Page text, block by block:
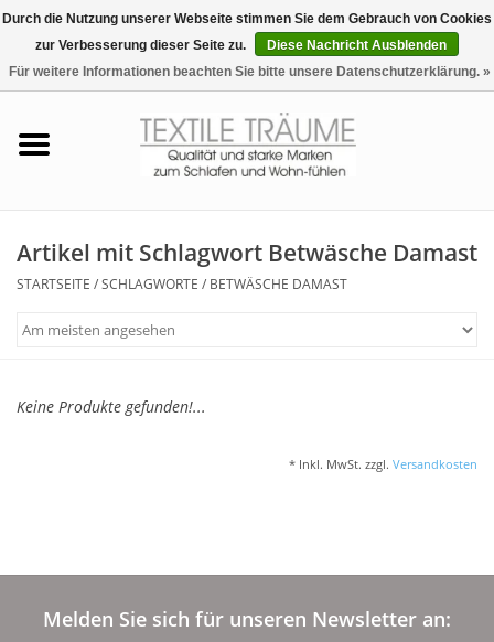
0 Artikel - €0,00
Tag & Nachtwäsche
Badezimmer & Sauna
Artikel mit Schlagwort Betwäsche Damast
STARTSEITE /SCHLAGWORTE / BETWÄSCHE DAMAST
Keine Produkte gefunden!...
* Inkl. MwSt. zzgl. Versandkosten
Melden Sie sich für unseren Newsletter an:
Durch die Nutzung unserer Webseite stimmen Sie dem Gebrauch von Cookies
zur Verbesserung dieser Seite zu.
Diese Nachricht Ausblenden
Für weitere Informationen beachten Sie bitte unsere Datenschutzerklärung. »